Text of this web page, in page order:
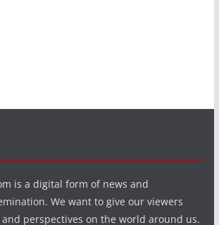
is a digital form of news and
We want to give our viewers
perspectives on the world around us.